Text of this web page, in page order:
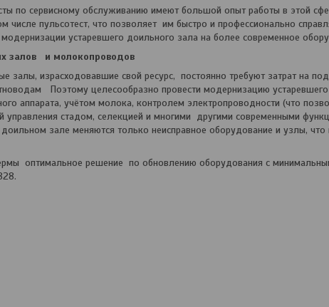
сервисному обслуживанию имеют большой опыт работы в этой
числе пульсотест, что позволяет им быстро и профессионально
устаревшего доильного зала на более современное
залов
и молокопроводов
израсходовавшие свой ресурс, постоянно требуют затрат на
Поэтому целесообразно провести модернизацию
аппарата, учётом молока, контролем электропроводности (что
управления стадом, селекцией и многими другими современными
зале меняются только неисправное оборудование и узлы, что
оптимальное решение по обновлению оборудования с